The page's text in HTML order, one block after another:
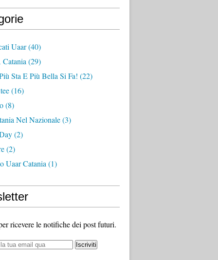
Uaar(40)
(29)
Sta E Più Bella Si Fa! (22)
(16)
(8)
Nel Nazionale(3)
(2)
(2)
Uaar Catania (1)
ricevere le notifiche dei post futuri.